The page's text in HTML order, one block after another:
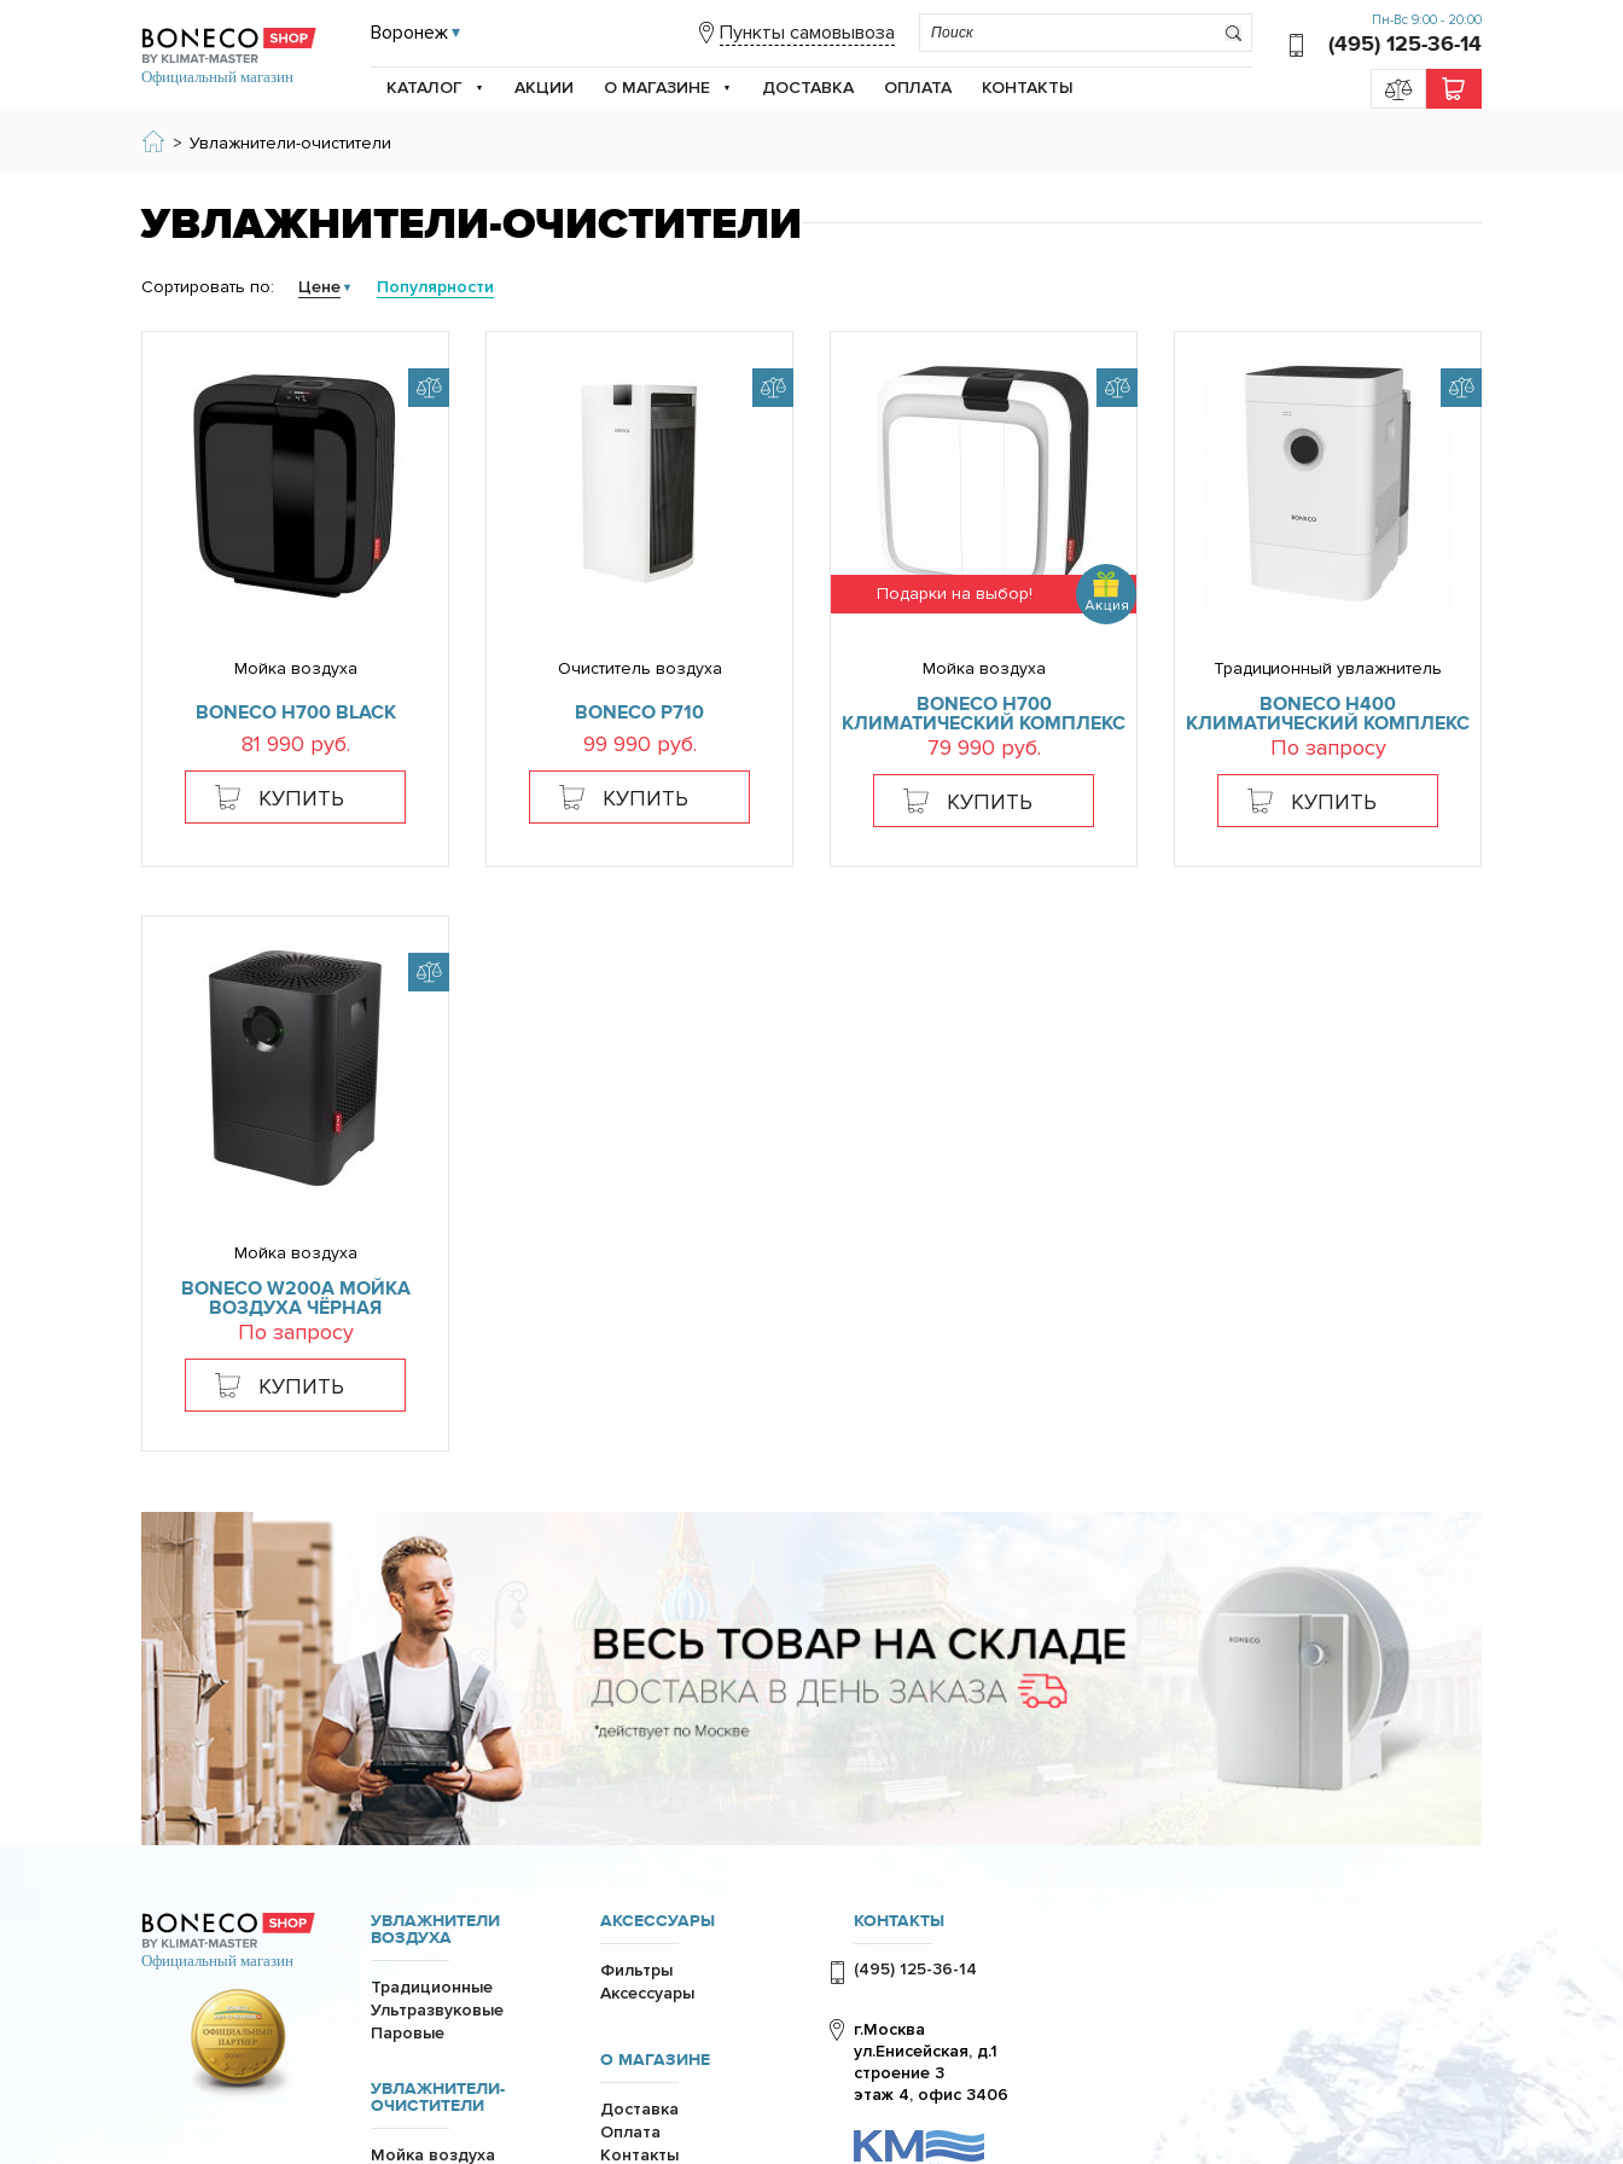
Воронеж Пункты самовывоза
КАТАЛОГ АКЦИИ О МАГАЗИНЕ ДОСТАВКА ОПЛАТА КОНТАКТЫ
Пн-Вс 9:00 - 20:00
(495) 125-36-14
> Увлажнители-очистители
УВЛАЖНИТЕЛИ-ОЧИСТИТЕЛИ
Сортировать по: Цене Популярности
Мойка воздуха
BONECO H700 BLACK
81 990 руб.
КУПИТЬ
Очиститель воздуха
BONECO P710
99 990 руб.
КУПИТЬ
Подарки на выбор!
Мойка воздуха
BONECO H700
КЛИМАТИЧЕСКИЙ КОМПЛЕКС
79 990 руб.
КУПИТЬ
Традиционный увлажнитель
BONECO H400
КЛИМАТИЧЕСКИЙ КОМПЛЕКС
По запросу
КУПИТЬ
Мойка воздуха
BONECO W200A МОЙКА
ВОЗДУХА ЧЁРНАЯ
По запросу
КУПИТЬ
УВЛАЖНИТЕЛИ
ВОЗДУХА
Традиционные
Ультразвуковые
Паровые
УВЛАЖНИТЕЛИ-
ОЧИСТИТЕЛИ
Мойка воздуха
АКСЕССУАРЫ
Фильтры
Аксессуары
О МАГАЗИНЕ
Доставка
Оплата
Контакты
КОНТАКТЫ
(495) 125-36-14
г.Москва
ул.Енисейская, д.1
строение 3
этаж 4, офис 3406